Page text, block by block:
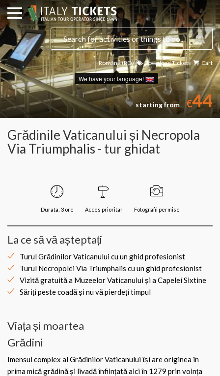
Română (RO)
We have your language!
Download Tickets Cart
starting from €44
Grădinile Vaticanului și Necropola
Via Triumphalis - tur ghidat
Durata: 3 ore Acces prioritar Fotografii permise
La ce să vă așteptați
Turul Grădinilor Vaticanului cu un ghid profesionist
Turul Necropolei Via Triumphalis cu un ghid profesionist
Vizită gratuită a Muzeelor Vaticanului și a Capelei Sixtine
Săriți peste coadă și nu vă pierdeți timpul
Viața și moartea
Grădini
Imensul complex al Grădinilor Vaticanului își are originea în
prima mică grădină și livadă înființată aici în 1279 prin voința